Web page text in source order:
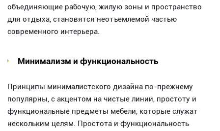
объединяющие рабочую, жилую зоны и пространство
для отдыха, становятся неотъемлемой частью
современного интерьера.
Минимализм и функциональность
Принципы минималистского дизайна по-прежнему
популярны, с акцентом на чистые линии, простоту и
функциональные предметы мебели, которые служат
нескольким целям. Простота и функциональность